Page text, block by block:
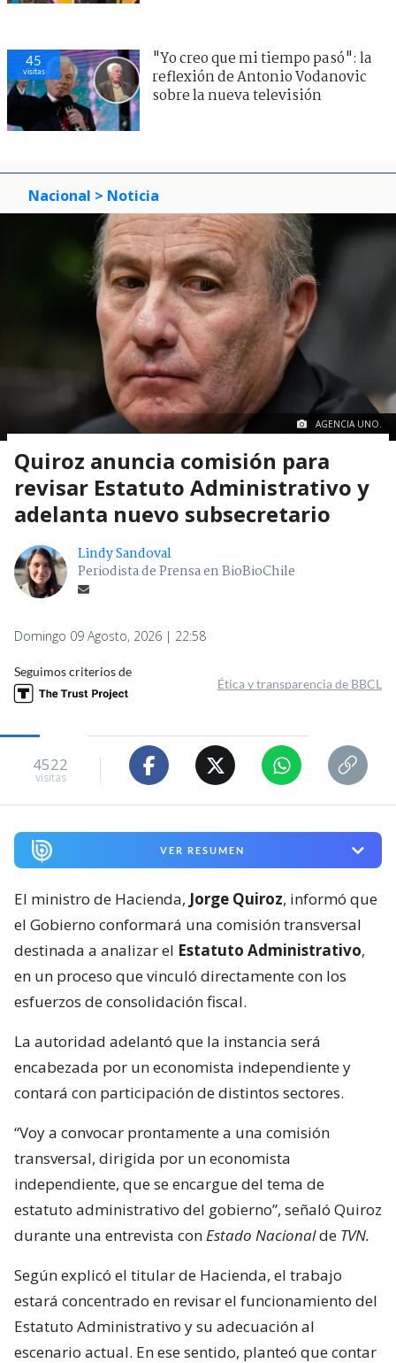
45
visitas
"Yo creo que mi tiempo pasó": la
reflexión de Antonio Vodanovic
sobre la nueva televisión
Nacional > Noticia
AGENCIA UNO.
Quiroz anuncia comisión para
revisar Estatuto Administrativo y
adelanta nuevo subsecretario
Lindy Sandoval
Periodista de Prensa en BioBioChile
Domingo 09 Agosto, 2026 | 22:58
Seguimos criterios de
Ética y transparencia de BBCL
4522
visitas
VER RESUMEN
El ministro de Hacienda, Jorge Quiroz, informó que
el Gobierno conformará una comisión transversal
destinada a analizar el Estatuto Administrativo,
en un proceso que vinculó directamente con los
esfuerzos de consolidación fiscal.
La autoridad adelantó que la instancia será
encabezada por un economista independiente y
contará con participación de distintos sectores.
“Voy a convocar prontamente a una comisión
transversal, dirigida por un economista
independiente, que se encargue del tema de
estatuto administrativo del gobierno”, señaló Quiroz
durante una entrevista conEstado Nacionalde TVN.
Según explicó el titular de Hacienda, el trabajo
estará concentrado en revisar el funcionamiento del
Estatuto Administrativo y su adecuación al
escenario actual. En ese sentido, planteó que contar